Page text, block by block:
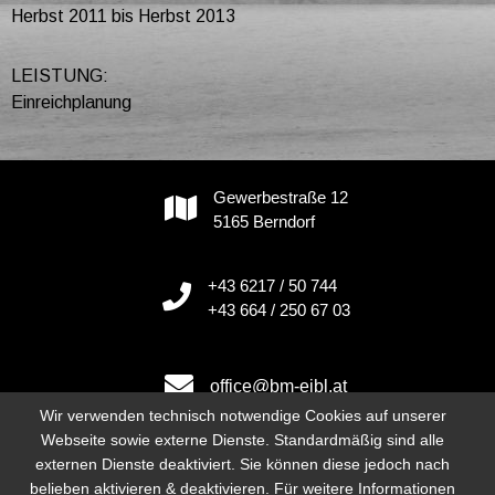
Herbst 2011 bis Herbst 2013
LEISTUNG:
Einreichplanung
Gewerbestraße 12
5165 Berndorf
+43 6217 / 50 744
+43 664 / 250 67 03
office@bm-eibl.at
Instagram
Wir verwenden technisch notwendige Cookies auf unserer
Webseite sowie externe Dienste. Standardmäßig sind alle
externen Dienste deaktiviert. Sie können diese jedoch nach
belieben aktivieren & deaktivieren. Für weitere Informationen